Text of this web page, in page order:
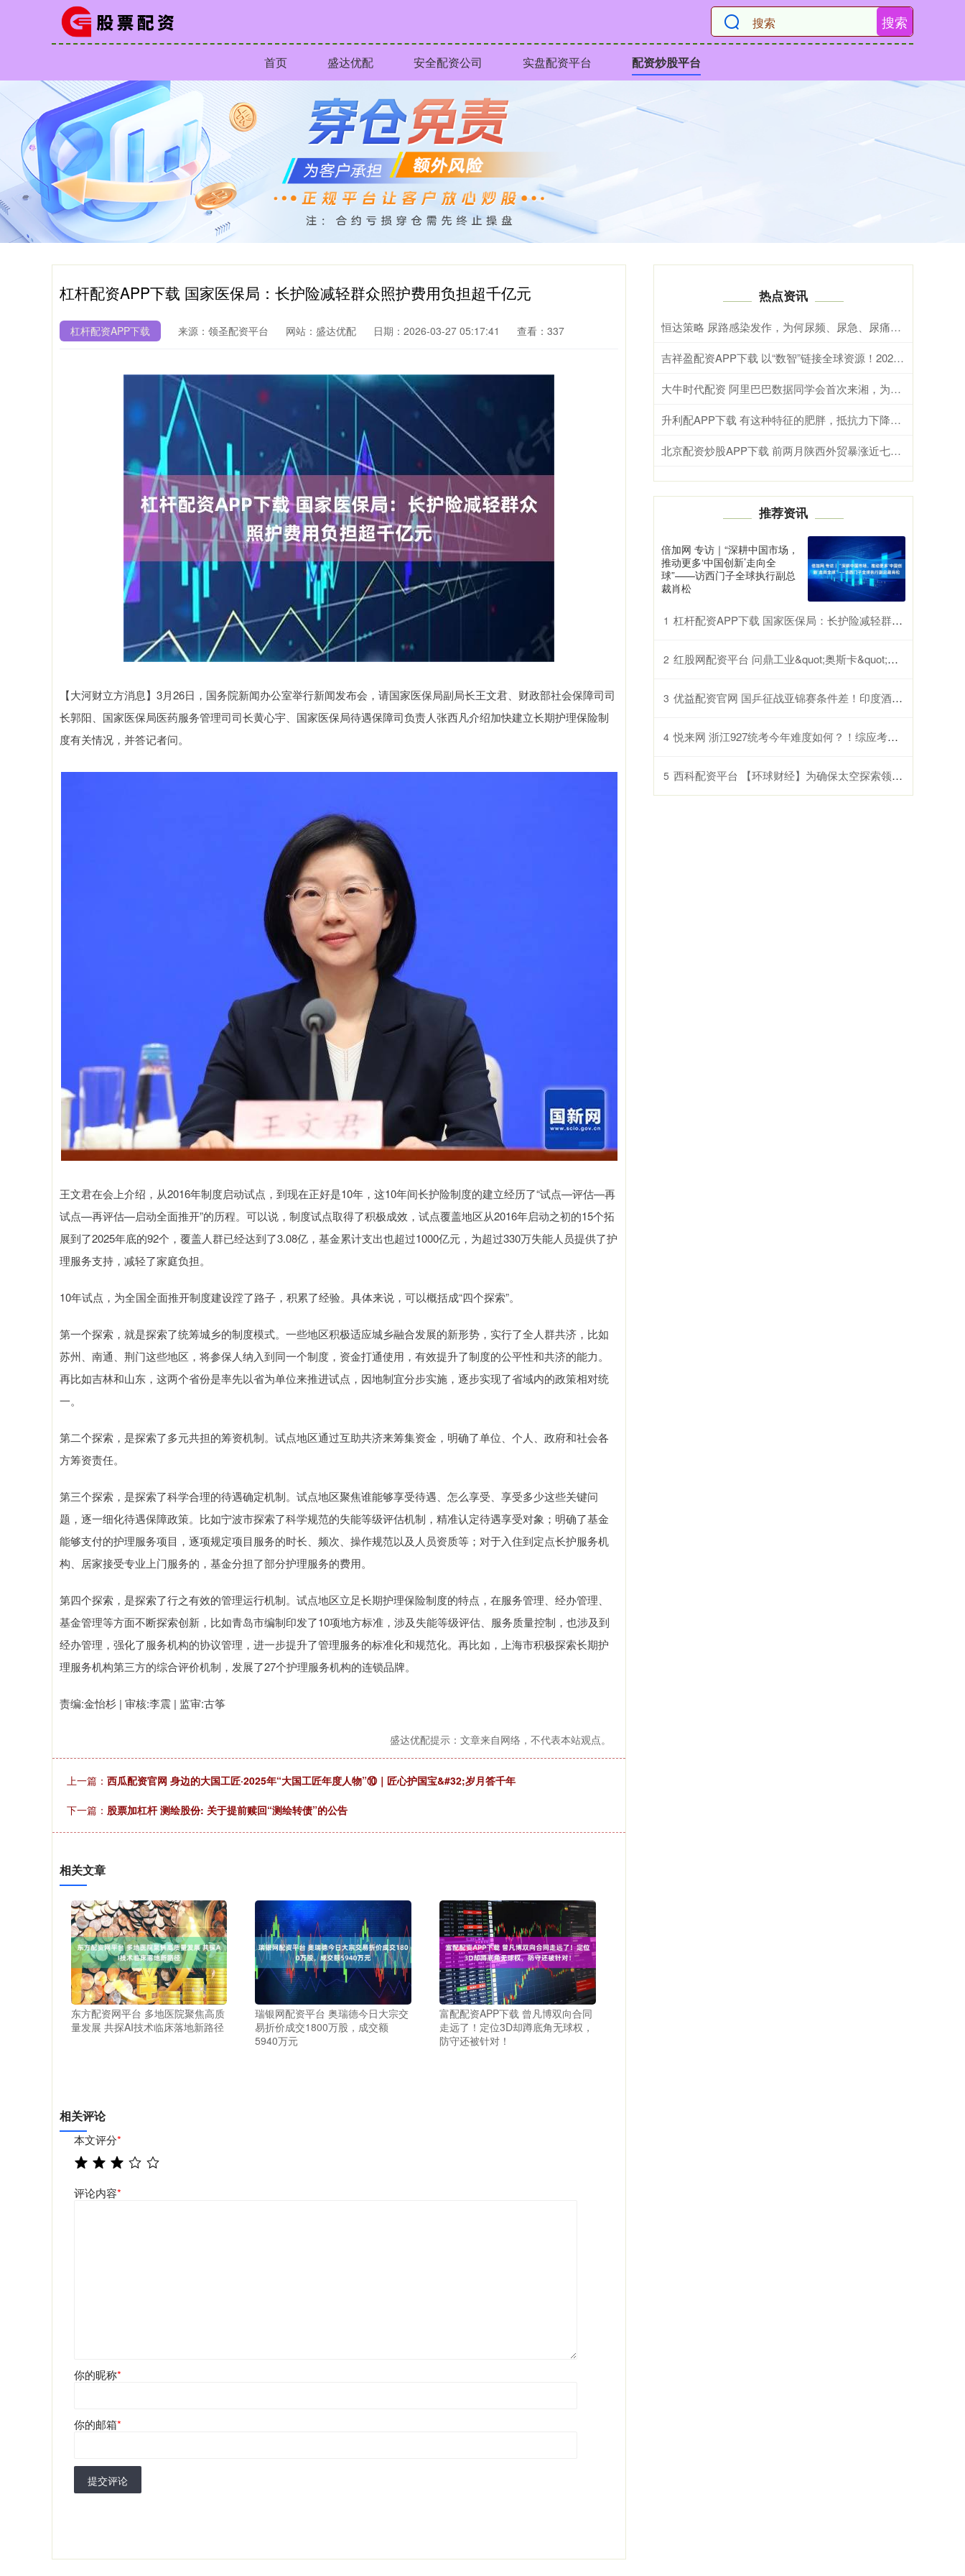
搜索
首页 盛达优配 安全配资公司 实盘配资平台 配资炒股平台
杠杆配资APP下载 国家医保局：长护险减轻群众照护费用负担超千亿元
杠杆配资APP下载 来源：领圣配资平台 网站：盛达优配 日期：2026-03-27 05:17:41 查看：337
【大河财立方消息】3月26日，国务院新闻办公室举行新闻发布会，请国家医保局副局长王文君、财政部社会保障司司
长郭阳、国家医保局医药服务管理司司长黄心宇、国家医保局待遇保障司负责人张西凡介绍加快建立长期护理保险制
度有关情况，并答记者问。
王文君在会上介绍，从2016年制度启动试点，到现在正好是10年，这10年间长护险制度的建立经历了“试点—评估—再
试点—再评估—启动全面推开”的历程。可以说，制度试点取得了积极成效，试点覆盖地区从2016年启动之初的15个拓
展到了2025年底的92个，覆盖人群已经达到了3.08亿，基金累计支出也超过1000亿元，为超过330万失能人员提供了护
理服务支持，减轻了家庭负担。
10年试点，为全国全面推开制度建设蹚了路子，积累了经验。具体来说，可以概括成“四个探索”。
第一个探索，就是探索了统筹城乡的制度模式。一些地区积极适应城乡融合发展的新形势，实行了全人群共济，比如
苏州、南通、荆门这些地区，将参保人纳入到同一个制度，资金打通使用，有效提升了制度的公平性和共济的能力。
再比如吉林和山东，这两个省份是率先以省为单位来推进试点，因地制宜分步实施，逐步实现了省域内的政策相对统
一。
第二个探索，是探索了多元共担的筹资机制。试点地区通过互助共济来筹集资金，明确了单位、个人、政府和社会各
方筹资责任。
第三个探索，是探索了科学合理的待遇确定机制。试点地区聚焦谁能够享受待遇、怎么享受、享受多少这些关键问
题，逐一细化待遇保障政策。比如宁波市探索了科学规范的失能等级评估机制，精准认定待遇享受对象；明确了基金
能够支付的护理服务项目，逐项规定项目服务的时长、频次、操作规范以及人员资质等；对于入住到定点长护服务机
构、居家接受专业上门服务的，基金分担了部分护理服务的费用。
第四个探索，是探索了行之有效的管理运行机制。试点地区立足长期护理保险制度的特点，在服务管理、经办管理、
基金管理等方面不断探索创新，比如青岛市编制印发了10项地方标准，涉及失能等级评估、服务质量控制，也涉及到
经办管理，强化了服务机构的协议管理，进一步提升了管理服务的标准化和规范化。再比如，上海市积极探索长期护
理服务机构第三方的综合评价机制，发展了27个护理服务机构的连锁品牌。
责编:金怡杉 | 审核:李震 | 监审:古筝
盛达优配提示：文章来自网络，不代表本站观点。
上一篇： 西瓜配资官网 身边的大国工匠·2025年“大国工匠年度人物”⑩｜匠心护国宝&#32;岁月答千年
下一篇： 股票加杠杆 测绘股份: 关于提前赎回“测绘转债”的公告
相关文章
东方配资网平台 多地医院聚焦高质
量发展 共探AI技术临床落地新路径
瑞银网配资平台 奥瑞德今日大宗交
易折价成交1800万股，成交额
5940万元
富配配资APP下载 曾凡博双向合同
走远了！定位3D却蹲底角无球权，
防守还被针对！
相关评论
本文评分*
评论内容*
你的昵称*
你的邮箱*
提交评论
热点资讯
恒达策略 尿路感染发作，为何尿频、尿急、尿痛症状常同时出现
吉祥盈配资APP下载 以“数智”链接全球资源！2026亚太数字伙伴对话暨“投资成都”大会即将启幕
大牛时代配资 阿里巴巴数据同学会首次来湘，为何选千金药业？
升利配APP下载 有这种特征的肥胖，抵抗力下降就与“它”有关！中医可以这样调养
北京配资炒股APP下载 前两月陕西外贸暴涨近七成，中西部省份缘何生猛？
推荐资讯
倍加网 专访｜“深耕中国市场，
推动更多‘中国创新’走向全
球”——访西门子全球执行副总
裁肖松
1 杠杆配资APP下载 国家医保局：长护险减轻群众照护费用负担超千亿元
2 红股网配资平台 问鼎工业&quot;奥斯卡&quot;！中之杰智能斩获工博会大奖
3 优益配资官网 国乒征战亚锦赛条件差！印度酒店水黄床脏，比赛场馆现蛙跳鸟粪
4 悦来网 浙江927统考今年难度如何？！综应考情速递！
5 西科配资平台 【环球财经】为确保太空探索领先地位 欧航局获批史上最高预算